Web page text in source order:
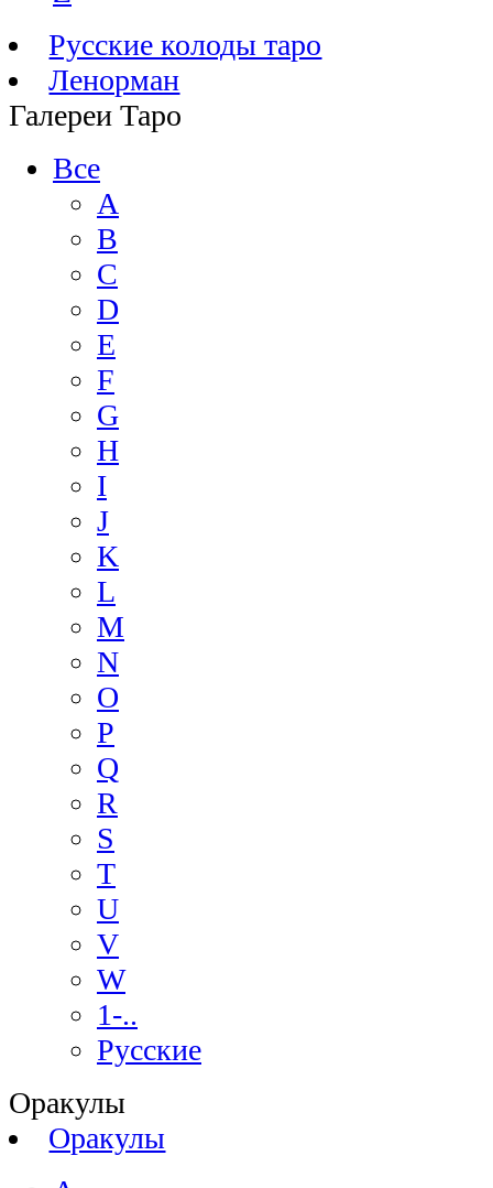
Русские колоды таро
Ленорман
Галереи Таро
Все
A
B
C
D
E
F
G
H
I
J
K
L
M
N
O
P
Q
R
S
T
U
V
W
1-..
Русские
Оракулы
Оракулы